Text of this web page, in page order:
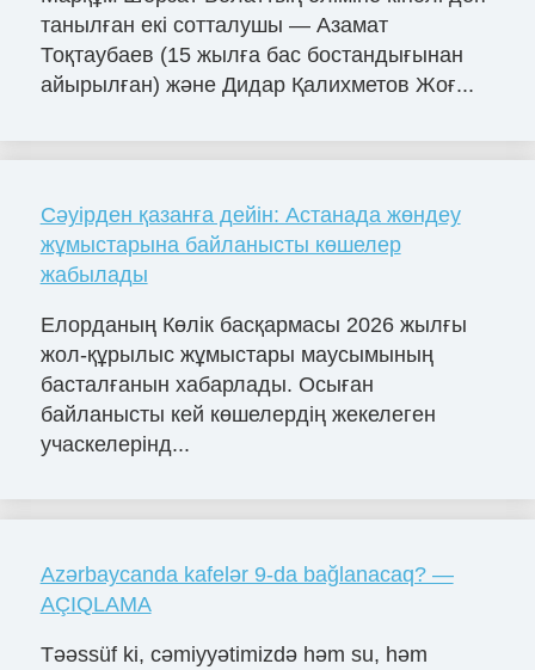
танылған екі сотталушы — Азамат
Тоқтаубаев (15 жылға бас бостандығынан
айырылған) және Дидар Қалихметов Жоғ...
Сәуірден қазанға дейін: Астанада жөндеу
жұмыстарына байланысты көшелер
жабылады
Елорданың Көлік басқармасы 2026 жылғы
жол-құрылыс жұмыстары маусымының
басталғанын хабарлады. Осыған
байланысты кей көшелердің жекелеген
учаскелерінд...
Azərbaycanda kafelər 9-da bağlanacaq? —
AÇIQLAMA
Təəssüf ki, cəmiyyətimizdə həm su, həm